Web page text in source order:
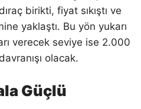
birikti, fiyat sıkıştı ve
yaklaştı. Bu yön yukarı
verecek seviye ise 2.000
olacak.
Güçlü